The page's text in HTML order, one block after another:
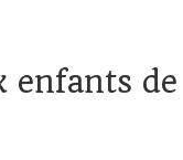
enfants de